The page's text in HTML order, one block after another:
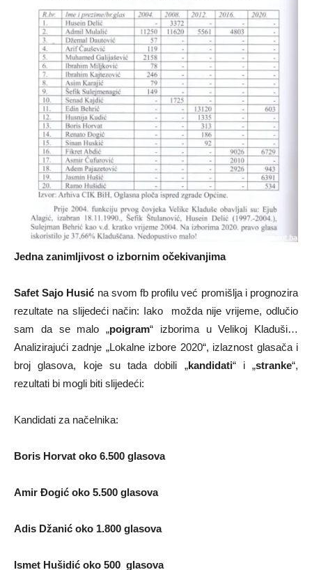
Jedna zanimljivost o izbornim očekivanjima
Safet Sajo Husić na svom fb profilu već promišlja i prognozira
rezultate na slijedeći način: Iako možda nije vrijeme, odlučio
sam da se malo „poigram“ izborima u Velikoj Kladuši…
Analizirajući zadnje „Lokalne izbore 2020“, izlaznost glasača i
broj glasova, koje su tada dobili „kandidati“ i „stranke“,
rezultati bi mogli biti slijedeći:
Kandidati za načelnika:
Boris Horvat oko 6.500 glasova
Amir Đogić oko 5.500 glasova
Adis Džanić oko 1.800 glasova
Ismet Hušidić oko 500 glasova